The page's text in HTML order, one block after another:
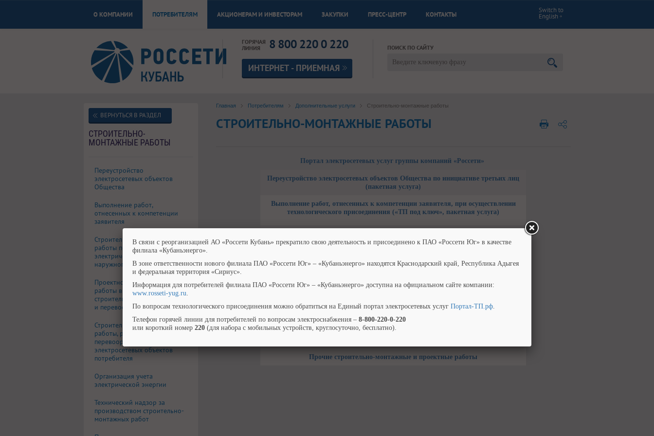
О КОМПАНИИ ПОТРЕБИТЕЛЯМ АКЦИОНЕРАМ И ИНВЕСТОРАМ ЗАКУПКИ ПРЕСС-ЦЕНТР КОНТАКТЫ
Switch to
English
ГОРЯЧАЯ
ЛИНИЯ
8 800 220 0 220
ИНТЕРНЕТ - ПРИЕМНАЯ
ПОИСК ПО САЙТУ
Главная Потребителям Дополнительные услуги Строительно-монтажные работы
СТРОИТЕЛЬНО-МОНТАЖНЫЕ РАБОТЫ
Портал электросетевых услуг группы компаний «Россети»
Переустройство электросетевых объектов Общества по инициативе третьих лиц
(пакетная услуга)
Выполнение работ, отнесенных к компетенции заявителя, при осуществлении
технологического присоединения («ТП под ключ», пакетная услуга)
освещения («Организация сетей наружного освещения», пакетная услуга)
Проектно-изыскательские работы в целях строительства, реконструкции и
Строительно-монтажные работы, реконструкция и перевооружение
учета, установка комплекса АИИС КУЭ и пр.)
Прочие строительно-монтажные и проектные работы
ВЕРНУТЬСЯ В РАЗДЕЛ
СТРОИТЕЛЬНО-
МОНТАЖНЫЕ РАБОТЫ
Переустройство
электросетевых объектов
Общества
Выполнение работ,
отнесенных к компетенции
заявителя
Строительно-монтажные
работы по устройству
электрических сетей
наружного освещения
Проектно-изыскательские
работы в целях
строительства, реконструкции
и перевооружения
Строительно-монтажные
работы, реконструкция и
перевооружение
электросетевых объектов
потребителя
Организация учета
электрической энергии
Технический надзор за
производством строительно-
монтажных работ
В связи с реорганизацией АО «Россети Кубань» прекратило свою деятельность и присоединено к ПАО «Россети Юг» в качестве
филиала «Кубаньэнерго».
В зоне ответственности нового филиала ПАО «Россети Юг» – «Кубаньэнерго» находятся Краснодарский край, Республика Адыгея
и федеральная территория «Сириус».
Информация для потребителей филиала ПАО «Россети Юг» – «Кубаньэнерго» доступна на официальном сайте компании:
www.rosseti-yug.ru.
По вопросам технологического присоединения можно обратиться на Единый портал электросетевых услуг Портал-ТП.рф.
Телефон горячей линии для потребителей по вопросам электроснабжения – 8-800-220-0-220
или короткий номер 220 (для набора с мобильных устройств, круглосуточно, бесплатно).